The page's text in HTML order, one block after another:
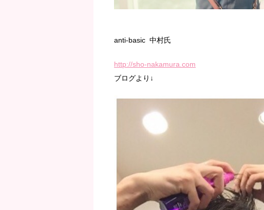
anti-basic 中村氏
http://sho-nakamura.com
ブログより↓